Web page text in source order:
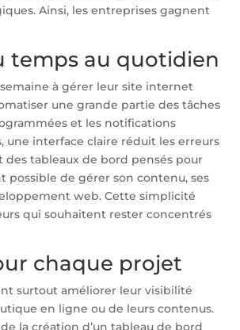
Ainsi, les entreprises gagnent
temps au quotidien
à gérer leur site internet
une grande partie des tâches
et les notifications
interface claire réduit les erreurs
tableaux de bord pensés pour
possible de gérer son contenu, ses
web. Cette simplicité
qui souhaitent rester concentrés
chaque projet
surtout améliorer leur visibilité
en ligne ou de leurs contenus.
la création d’un tableau de bord